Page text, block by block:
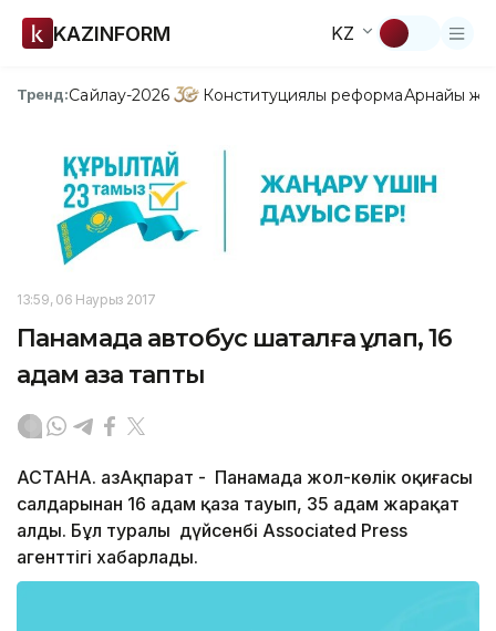
KAZINFORM KZ
Тренд:Сайлау-2026 Конституциялық реформаАрнайы
13:59, 06 Наурыз 2017
Панамада автобус шатқалға құлап, 16
адам қаза тапты
АСТАНА. ҚазАқпарат - Панамада жол-көлік оқиғасы
салдарынан 16 адам қаза тауып, 35 адам жарақат
алды. Бұл туралы дүйсенбі Associated Press
агенттігі хабарлады.